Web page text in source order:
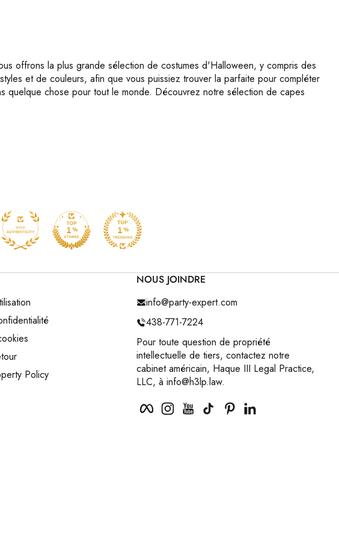
offrons la plus grande sélection de costumes d'Halloween, y compris des
et de couleurs, afin que vous puissiez trouver la parfaite pour compléter
quelque chose pour tout le monde. Découvrez notre sélection de capes
Policy
NOUS JOINDRE
info@party-expert.com
438-771-7224
Pour toute question de propriété
intellectuelle de tiers, contactez notre
cabinet américain, Haque III Legal Practice,
LLC, à info@h3lp.law.
FacebookInstagramYouTubeTikTok Pinterest